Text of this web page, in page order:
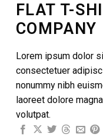
FLAT T-
COMPANY
Lorem ipsum dolor
consectetuer
nonummy nibh
laoreet dolore
volutpat.